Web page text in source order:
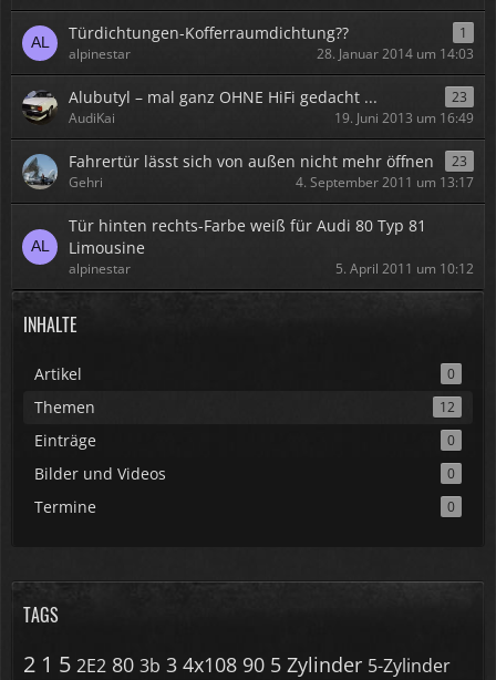
Türdichtungen-Kofferraumdichtung??
1
alpinestar
28. Januar 2014 um 14:03
Alubutyl – mal ganz OHNE HiFi gedacht ...
23
AudiKai
19. Juni 2013 um 16:49
Fahrertür lässt sich von außen nicht mehr öffnen
23
Gehri
4. September 2011 um 13:17
Tür hinten rechts-Farbe weiß für Audi 80 Typ 81
Limousine
alpinestar 5. April 2011 um 10:12
INHALTE
Artikel 0
Themen 12
Einträge 0
Bilder und Videos 0
Termine 0
TAGS
2 1 5 2E2 80 3b 3 4x108 90 5 Zylinder 5-Zylinder